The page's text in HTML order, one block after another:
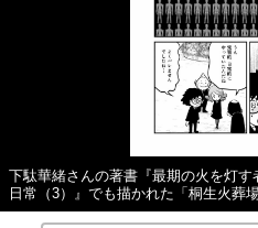
下駄華緒さんの著書『最期の火を灯
日常（3）』でも描かれた「桐生火